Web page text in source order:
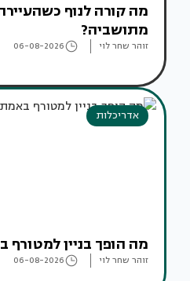
מה קורה לנוף
מתושביה?
זוהר שחר לוי 06-08-2026
אדריכלות
מה הופך בניין למטורף
זוהר שחר לוי 06-08-2026